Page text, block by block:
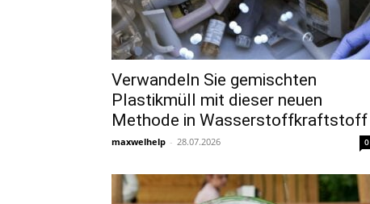
Verwandeln Sie gemischten
Plastikmüll mit dieser neuen
Methode in Wasserstoffkraftstoff
maxwelhelp - 28.07.2026 0